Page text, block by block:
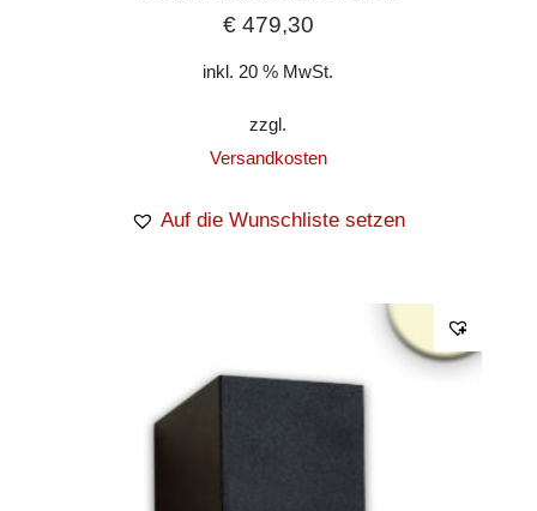
€479,30
inkl. 20 % MwSt.
zzgl.
Versandkosten
Auf die Wunschliste setzen